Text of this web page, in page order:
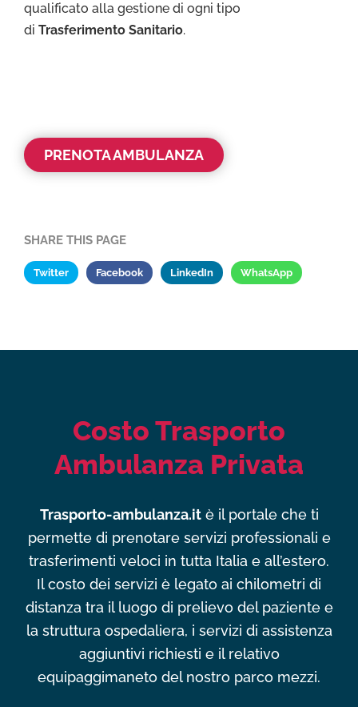
qualificato alla gestione di ogni tipo
di Trasferimento Sanitario.
PRENOTA AMBULANZA
SHARE THIS PAGE
Twitter Facebook LinkedIn WhatsApp
Costo Trasporto
Ambulanza Privata
Trasporto-ambulanza.itè il portale che ti
permette di prenotare servizi professionali e
trasferimenti veloci in tutta Italia e all’estero.
Il costo dei servizi è legato ai chilometri di
distanza tra il luogo di prelievo del paziente e
la struttura ospedaliera, i servizi di assistenza
aggiuntivi richiesti e il relativo
equipaggimaneto del nostro parco mezzi.